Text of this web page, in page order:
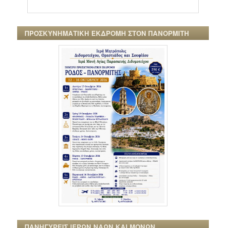
ΠΡΟΣΚΥΝΗΜΑΤΙΚΗ ΕΚΔΡΟΜΗ ΣΤΟΝ ΠΑΝΟΡΜΙΤΗ